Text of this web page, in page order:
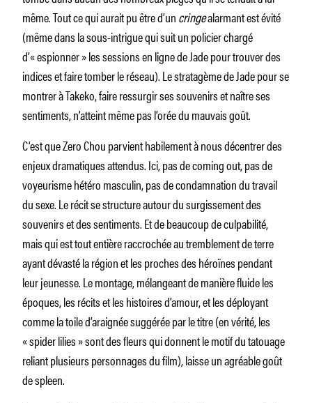
même. Tout ce qui aurait pu être d’uncringealarmant est évité
(même dans la sous-intrigue qui suit un policier chargé
d’« espionner » les sessions en ligne de Jade pour trouver des
indices et faire tomber le réseau). Le stratagème de Jade pour se
montrer à Takeko, faire ressurgir ses souvenirs et naître ses
sentiments, n’atteint même pas l’orée du mauvais goût.
C’est que Zero Chou parvient habilement à nous décentrer des
enjeux dramatiques attendus. Ici, pas de coming out, pas de
voyeurisme hétéro masculin, pas de condamnation du travail
du sexe. Le récit se structure autour du surgissement des
souvenirs et des sentiments. Et de beaucoup de culpabilité,
mais qui est tout entière raccrochée au tremblement de terre
ayant dévasté la région et les proches des héroïnes pendant
leur jeunesse. Le montage, mélangeant de manière fluide les
époques, les récits et les histoires d’amour, et les déployant
comme la toile d’araignée suggérée par le titre (en vérité, les
« spider lilies » sont des fleurs qui donnent le motif du tatouage
reliant plusieurs personnages du film), laisse un agréable goût
de spleen.